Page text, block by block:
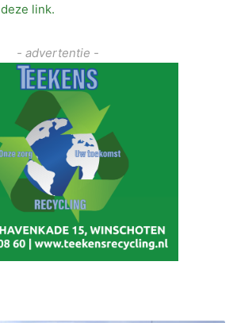
deze link.
- advertentie -